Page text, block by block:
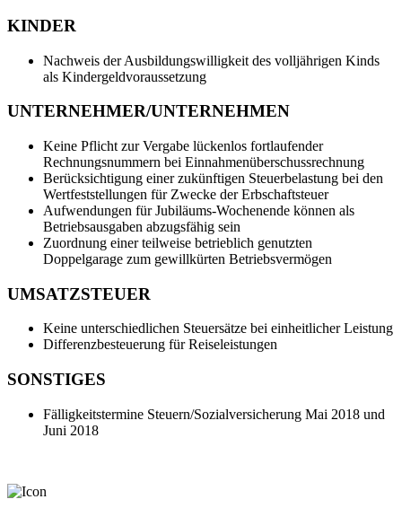
KINDER
Nachweis der Ausbildungswilligkeit des volljährigen Kinds
als Kindergeldvoraussetzung
UNTERNEHMER/UNTERNEHMEN
Keine Pflicht zur Vergabe lückenlos fortlaufender
Rechnungsnummern bei Einnahmenüberschussrechnung
Berücksichtigung einer zukünftigen Steuerbelastung bei den
Wertfeststellungen für Zwecke der Erbschaftsteuer
Aufwendungen für Jubiläums-Wochenende können als
Betriebsausgaben abzugsfähig sein
Zuordnung einer teilweise betrieblich genutzten
Doppelgarage zum gewillkürten Betriebsvermögen
UMSATZSTEUER
Keine unterschiedlichen Steuersätze bei einheitlicher Leistung
Differenzbesteuerung für Reiseleistungen
SONSTIGES
Fälligkeitstermine Steuern/Sozialversicherung Mai 2018 und
Juni 2018